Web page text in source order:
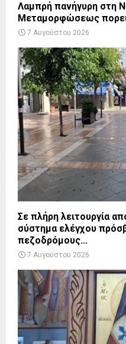
Λαμπρή πανήγυρη στη
Μεταμορφώσεως
7 Αυγούστου 2026
Σε πλήρη λειτουργία
σύστημα ελέγχου
πεζοδρόμους...
7 Αυγούστου 2026